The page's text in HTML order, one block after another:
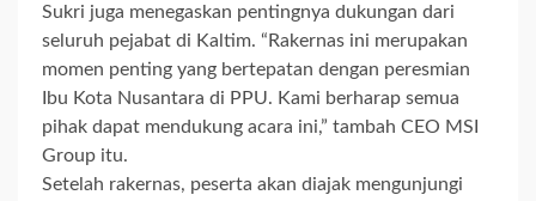
Sukri juga menegaskan pentingnya dukungan dari
seluruh pejabat di Kaltim. “Rakernas ini merupakan
momen penting yang bertepatan dengan peresmian
Ibu Kota Nusantara di PPU. Kami berharap semua
pihak dapat mendukung acara ini,” tambah CEO MSI
Group itu.
Setelah rakernas, peserta akan diajak mengunjungi